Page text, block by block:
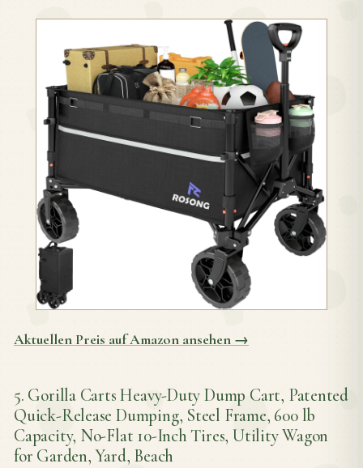
Aktuellen Preis auf Amazon ansehen →
5. Gorilla Carts Heavy-Duty Dump Cart, Patented
Quick-Release Dumping, Steel Frame, 600 lb
Capacity, No-Flat 10-Inch Tires, Utility Wagon
for Garden, Yard, Beach